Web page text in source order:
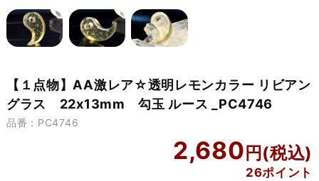
【１点物】AA激レア☆透明レモンカラー リビアン
グラス 22x13mm 勾玉 ルース _PC4746
品番：PC4746
2,680
26ポイント